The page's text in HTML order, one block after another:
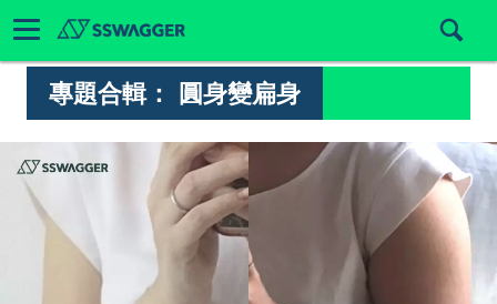
專題合輯： 圓身變扁身